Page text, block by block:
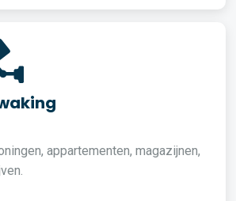
appartementen, magazijnen,